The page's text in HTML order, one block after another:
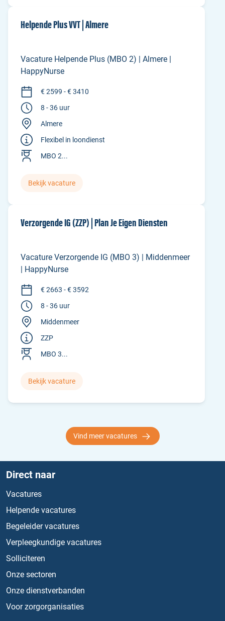
Helpende Plus VVT | Almere
Vacature Helpende Plus (MBO 2) | Almere |
HappyNurse
€ 2599 - € 3410
8 - 36 uur
Almere
Flexibel in loondienst
MBO 2...
Bekijk vacature
Verzorgende IG (ZZP) | Plan Je Eigen Diensten
Vacature Verzorgende IG (MBO 3) | Middenmeer
| HappyNurse
€ 2663 - € 3592
8 - 36 uur
Middenmeer
ZZP
MBO 3...
Bekijk vacature
Vind meer vacatures
Direct naar
Vacatures
Helpende vacatures
Begeleider vacatures
Verpleegkundige vacatures
Solliciteren
Onze sectoren
Onze dienstverbanden
Voor zorgorganisaties